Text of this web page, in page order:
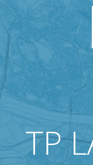
TP